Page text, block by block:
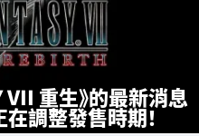
重生》的最新消息
調整發售時期！